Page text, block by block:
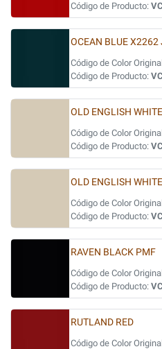
Código de Producto:
OCEAN BLUE X2262
Código de Color
Código de Producto:
OLD ENGLISH
Código de Color
Código de Producto:
OLD ENGLISH
Código de Color
Código de Producto:
RAVEN BLACK PMF
Código de Color
Código de Producto:
RUTLAND RED
Código de Color